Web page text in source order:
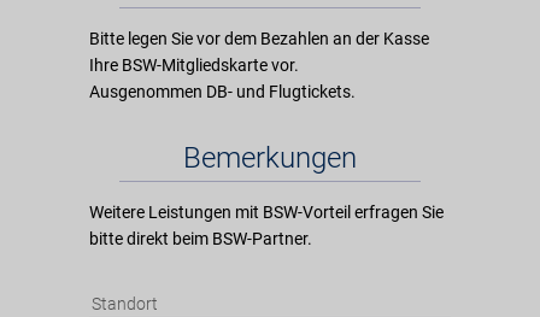
Bitte legen Sie vor dem Bezahlen an der Kasse
Ihre BSW-Mitgliedskarte vor.
Ausgenommen DB- und Flugtickets.
Bemerkungen
Weitere Leistungen mit BSW-Vorteil erfragen Sie
bitte direkt beim BSW-Partner.
Standort